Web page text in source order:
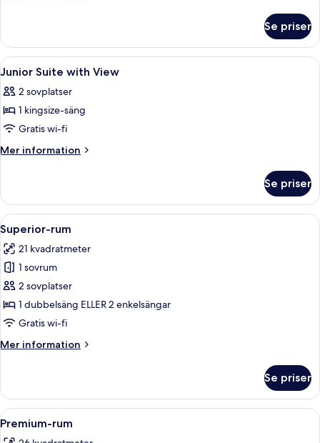
Se priser
Öppna
alla
foton
för
Junior
Suite
Minibar, skrivbord,
10
Junior Suite with View
2 sovplatser
1 kingsize-säng
Gratis wi-fi
Mer information
Mer
Suite
with
View
Se priser
Öppna
alla
foton
för
Superior-
rum
Ett modernt hotellrum med en stor
16
Superior-rum
21 kvadratmeter
1 sovrum
2 sovplatser
1 dubbelsäng ELLER 2 enkelsängar
Gratis wi-fi
Mer information
Mer
rum
Se priser
Öppna
alla
Ett hotellrum med två sängar, ett
19
Premium-rum